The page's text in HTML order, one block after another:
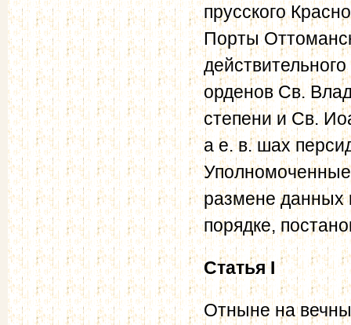
прусского
Порты
орденов Св.
степени и Св.
а е. в. шах
размене
порядке,
Статья I
Отныне на